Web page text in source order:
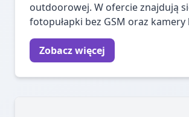
outdoorowej. W ofercie znajdują
fotopułapki bez GSM oraz kamery
Zobacz więcej